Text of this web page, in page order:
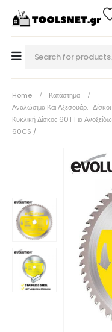
Home
Κατάστημα
Αναλώσιμα Και Αξεσουάρ,
Κυκλική Δίσκος 60T Για
60CS /